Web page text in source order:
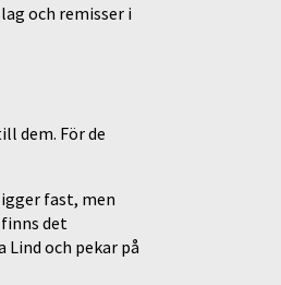
och remisser i
dem. För de
fast, men
det
och pekar på